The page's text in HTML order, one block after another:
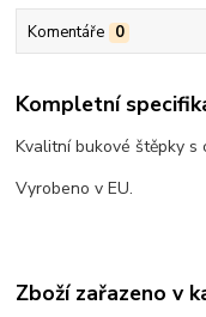
Komentáře 0
Kompletní
Kvalitní bukové štěpky s
Vyrobeno v EU.
Zboží zařazeno v